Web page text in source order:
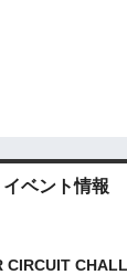
イベント情報
CIRCUIT